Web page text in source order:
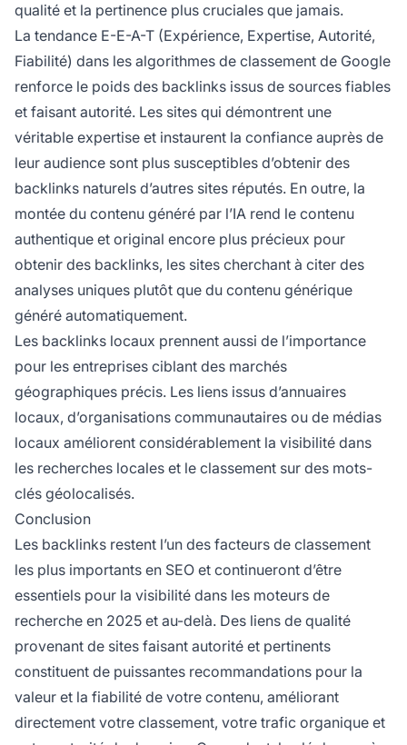
qualité et la pertinence plus cruciales que jamais.
La tendance E-E-A-T (Expérience, Expertise, Autorité,
Fiabilité) dans les algorithmes de classement de Google
renforce le poids des backlinks issus de sources fiables
et faisant autorité. Les sites qui démontrent une
véritable expertise et instaurent la confiance auprès de
leur audience sont plus susceptibles d’obtenir des
backlinks naturels d’autres sites réputés. En outre, la
montée du contenu généré par l’IA rend le contenu
authentique et original encore plus précieux pour
obtenir des backlinks, les sites cherchant à citer des
analyses uniques plutôt que du contenu générique
généré automatiquement.
Les backlinks locaux prennent aussi de l’importance
pour les entreprises ciblant des marchés
géographiques précis. Les liens issus d’annuaires
locaux, d’organisations communautaires ou de médias
locaux améliorent considérablement la visibilité dans
les recherches locales et le classement sur des mots-
clés géolocalisés.
Conclusion
Les backlinks restent l’un des facteurs de classement
les plus importants en SEO et continueront d’être
essentiels pour la visibilité dans les moteurs de
recherche en 2025 et au-delà. Des liens de qualité
provenant de sites faisant autorité et pertinents
constituent de puissantes recommandations pour la
valeur et la fiabilité de votre contenu, améliorant
directement votre classement, votre trafic organique et